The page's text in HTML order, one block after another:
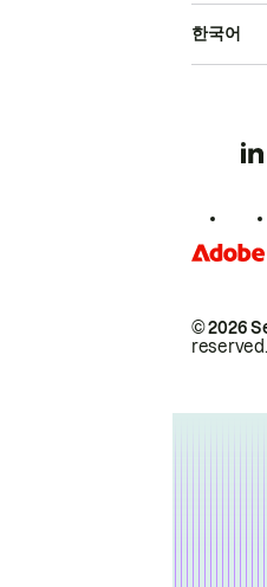
© 2026
reserved.
한국어